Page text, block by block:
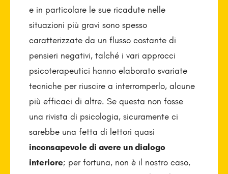
e in particolare le sue ricadute nelle
situazioni più gravi sono spesso
caratterizzate da un flusso costante di
pensieri negativi, talché i vari approcci
psicoterapeutici hanno elaborato svariate
tecniche per riuscire a interromperlo, alcune
più efficaci di altre. Se questa non fosse
una rivista di psicologia, sicuramente ci
sarebbe una fetta di lettori quasi
inconsapevole di avere un dialogo
interiore; per fortuna, non è il nostro caso,